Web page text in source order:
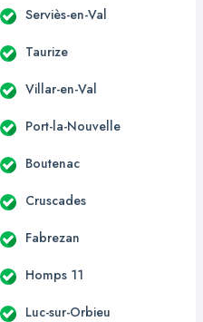
Serviès-en-Val
Taurize
Villar-en-Val
Port-la-Nouvelle
Boutenac
Cruscades
Fabrezan
Homps 11
Luc-sur-Orbieu